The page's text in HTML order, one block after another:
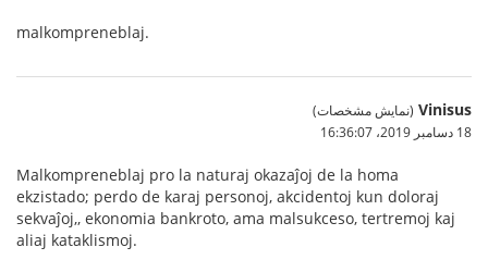
malkompreneblaj.
Vinisus (نمایش مشخصات)
18 دسامبر 2019،‏ 16:36:07
Malkompreneblaj pro la naturaj okazaĵoj de la homa
ekzistado; perdo de karaj personoj, akcidentoj kun doloraj
sekvaĵoj,, ekonomia bankroto, ama malsukceso, tertremoj kaj
aliaj kataklismoj.